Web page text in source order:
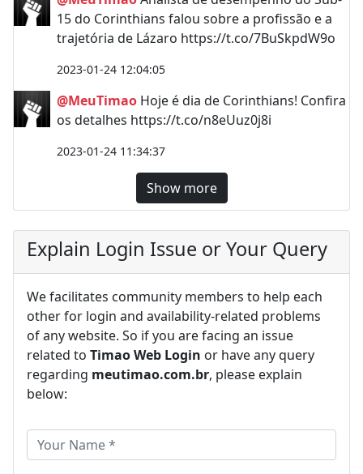
15 do Corinthians falou sobre a profissão e a
trajetória de Lázaro https://t.co/7BuSkpdW9o
2023-01-24 12:04:05
@MeuTimao Hoje é dia de Corinthians! Confira
os detalhes https://t.co/n8eUuz0j8i
2023-01-24 11:34:37
Show more
Explain Login Issue or Your Query
We facilitates community members to help each
other for login and availability-related problems
of any website. So if you are facing an issue
related to Timao Web Login or have any query
regarding meutimao.com.br, please explain
below: